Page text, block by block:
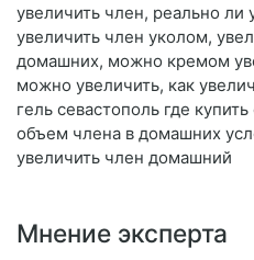
увеличить член, реально ли
увеличить член уколом,
домашних, можно кремом
можно увеличить, как
гель севастополь где
объем члена в домашних
увеличить член домашний
Мнение эксперта